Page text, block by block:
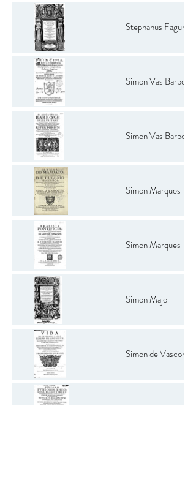
Stephanus Fagundes
Simon Vas Barbosa
Simon Vas Barbosa
Simon Marques
Simon Marques
Simon Majoli
Simon de
Simão Junior